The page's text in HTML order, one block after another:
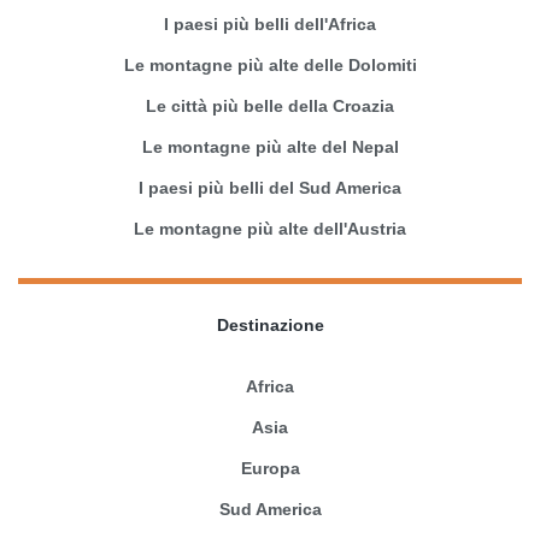
I paesi più belli dell'Africa
Le montagne più alte delle Dolomiti
Le città più belle della Croazia
Le montagne più alte del Nepal
I paesi più belli del Sud America
Le montagne più alte dell'Austria
Destinazione
Africa
Asia
Europa
Sud America